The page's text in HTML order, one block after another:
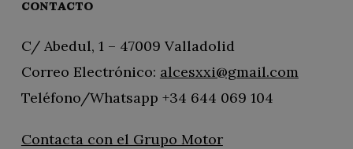
CONTACTO
C/ Abedul, 1 – 47009 Valladolid
Correo Electrónico: alcesxxi@gmail.com
Teléfono/Whatsapp +34 644 069 104
Contacta con el Grupo Motor